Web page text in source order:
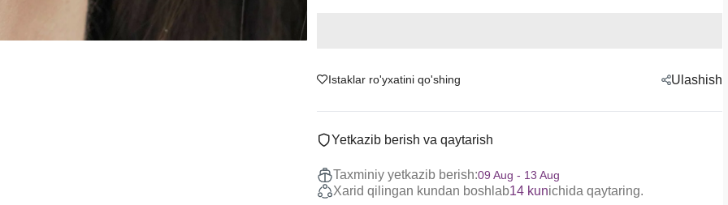
Istaklar ro'yxatini qo'shing Ulashish
Yetkazib berish va qaytarish
Taxminiy yetkazib berish:09 Aug - 13 Aug
Xarid qilingan kundan boshlab14 kunichida qaytaring.